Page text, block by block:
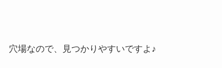
穴場なので、見つかりやすいですよ♪